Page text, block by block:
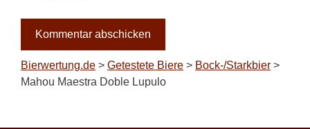
Bierwertung.de > Getestete Biere > Bock-/Starkbier >
Mahou Maestra Doble Lupulo